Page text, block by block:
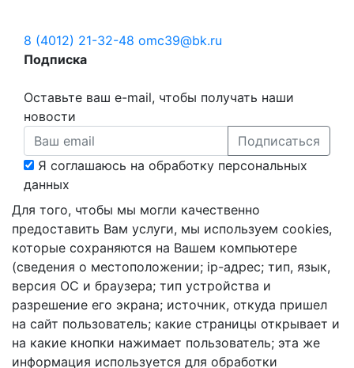
8 (4012) 21-32-48 omc39@bk.ru
Подписка
Оставьте ваш e-mail, чтобы получать наши
новости
Подписаться
Я соглашаюсь на обработку персональных
данных
Для того, чтобы мы могли качественно
предоставить Вам услуги, мы используем cookies,
которые сохраняются на Вашем компьютере
(сведения о местоположении; ip-адрес; тип, язык,
версия ОС и браузера; тип устройства и
разрешение его экрана; источник, откуда пришел
на сайт пользователь; какие страницы открывает и
на какие кнопки нажимает пользователь; эта же
информация используется для обработки